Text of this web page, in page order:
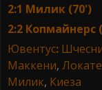
2:1 Милик (70')
2:2 Копмайнерс
Ювентус:
Маккени,
Милик, Киеза